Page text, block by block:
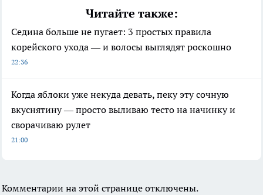
Читайте также:
Седина больше не пугает: 3 простых правила
корейского ухода — и волосы выглядят роскошно
22:36
Когда яблоки уже некуда девать, пеку эту сочную
вкуснятину — просто выливаю тесто на начинку и
сворачиваю рулет
21:00
Комментарии на этой странице отключены.